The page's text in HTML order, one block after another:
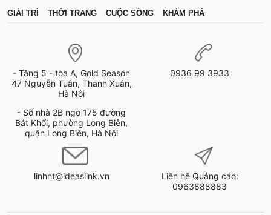
GIẢI TRÍ THỜI TRANG CUỘC SỐNG KHÁM PHÁ
- Tầng 5 - tòa A, Gold Season
47 Nguyễn Tuân, Thanh Xuân,
Hà Nội
- Số nhà 2B ngõ 175 đường
Bát Khối, phường Long Biên,
quận Long Biên, Hà Nội
0936 99 3933
linhnt@ideaslink.vn
Liên hệ Quảng cáo:
0963888883